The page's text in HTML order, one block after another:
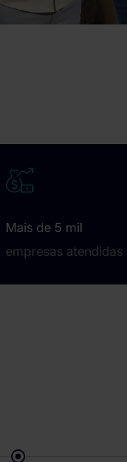
Mais de 5 mil
empresas